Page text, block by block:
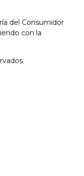
del Consumidor
con la